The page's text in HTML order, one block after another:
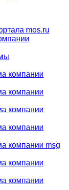
mos.ru
компании
компании
компании
компании
компании msg
компании
компании